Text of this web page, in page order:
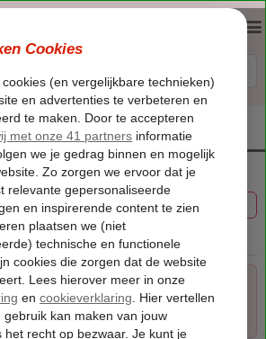
Colmenar
Filter 0 aanbiedingen
criteria hebben we helaas geen
verwijder een of meerdere criteria om toch
vinden.